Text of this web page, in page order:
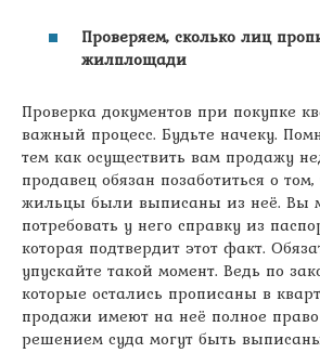
Проверяем, сколько лиц
жилплощади
Проверка документов при покупке
важный процесс. Будьте начеку.
тем как осуществить вам продажу
продавец обязан позаботиться о
жильцы были выписаны из неё. Вы
потребовать у него справку из
которая подтвердит этот факт.
упускайте такой момент. Ведь по
которые остались прописаны в
продажи имеют на неё полное
решением суда могут быть